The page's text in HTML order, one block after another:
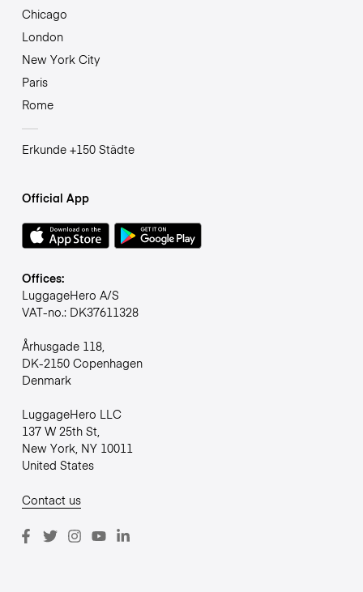
Chicago
London
New York City
Paris
Rome
Erkunde +150 Städte
Official App
Offices:
LuggageHero A/S
VAT-no.: DK37611328
Århusgade 118,
DK-2150 Copenhagen
Denmark
LuggageHero LLC
137 W 25th St,
New York, NY 10011
United States
Contact us